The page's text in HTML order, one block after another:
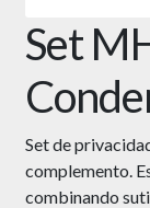
Set
Set de
complemento.
combinando